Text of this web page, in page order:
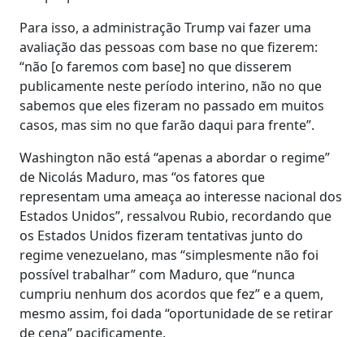
Para isso, a administração Trump vai fazer uma
avaliação das pessoas com base no que fizerem:
“não [o faremos com base] no que disserem
publicamente neste período interino, não no que
sabemos que eles fizeram no passado em muitos
casos, mas sim no que farão daqui para frente”.
Washington não está “apenas a abordar o regime”
de Nicolás Maduro, mas “os fatores que
representam uma ameaça ao interesse nacional dos
Estados Unidos”, ressalvou Rubio, recordando que
os Estados Unidos fizeram tentativas junto do
regime venezuelano, mas “simplesmente não foi
possível trabalhar” com Maduro, que “nunca
cumpriu nenhum dos acordos que fez” e a quem,
mesmo assim, foi dada “oportunidade de se retirar
de cena” pacificamente.